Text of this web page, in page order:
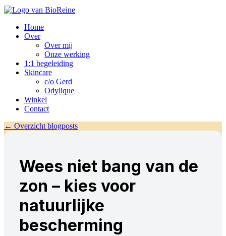
Home
Over
Over mij
Onze werking
1:1 begeleiding
Skincare
c/o Gerd
Odylique
Winkel
Contact
← Overzicht blogposts
Wees niet bang van de
zon – kies voor
natuurlijke
bescherming